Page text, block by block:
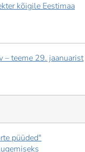
kõigile Eestimaa
– teeme 29. jaanuarist
püüded"